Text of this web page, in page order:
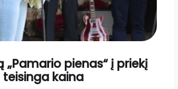
pienas“ į priekį
kaina